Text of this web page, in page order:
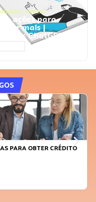
, VENDAS
ações para
mais |
ChatGPT
PARA OBTER CRÉDITO